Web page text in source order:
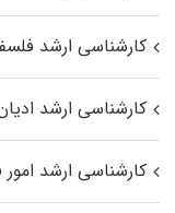
کارشناسی ارشد
کارشناسی ارشد
کارشناسی ارشد